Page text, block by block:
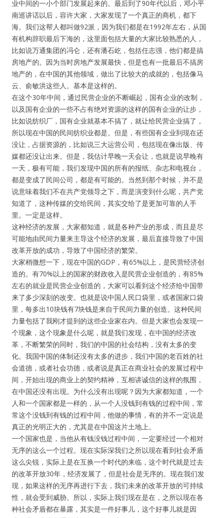
业中间的一小个部门发展起来的。最后到了90年代以后，邓小平
南巡讲话以后，容许大家，大家发现了一个真正的商机，都下
海。我们这帮人都叫做92派，因为我们都是在1992年左右，从国
有机构辞职最后下海的，这里面包括大量的大家比较熟悉的人，
比如说万通集团的冯仑，还有潘石屹，包括任志强，他们都是搞
房地产的。因为当时房地产发展最快，但是也有一批最后不搞房
地产的，在中国的其他领域，做出了比较大的成就的，包括像马
云、俞敏洪这些人。基本是这样的。
在这个30年中间，通过民营企业的不断崛起，国有企业的改制，
以及国有企业的一些不占有绝对资源的这样的国有企业的让步，
比如说纺织厂，国有企业就基本不搞了，就让给民营企业搞了，
所以现在中国的民间纺织业都是。但是，有些国有企业到现在还
没让，占据资源的，比如说三大运营公司，包括现在像出版、传
媒都还没让出来。但是，我估计早晚一天会让，也就是说早晚有
一天，极有可能，我们发现中国的所有的报纸、杂志和电视台，
都是变成了民间公司，都是有可能的。当然到那个时候，并不是
说意味着我们不在共产党领导之下，而是演变到什么呢，共产党
知道了，这种传媒的交给民间，其实交给了是更加可靠的人手
里。一定是这样。
这种经济的发展，大家都知道，就是各种产业的形成，而且是尽
可能地由民间力量来主导这个经济的发展，最后直接导致了中国
改革开放的成功，导致了中国经济的繁荣。
大家稍微想一下，现在中国的GDP，有65%以上，是民营经济创
造的。有70%以上的国家的财政收入是民营企业创造的，有85%
左右的就业是民营企业创造的，大家可以看到这个经济给中国带
来了多少深刻的改变。也就是说中国人民口袋里，或者国家口袋
里，每多出10块钱有7块钱是来自于民间力量的创造。这种民间
力量包括了我刚才提到的这些企业家在内。但是大家也会发现一
个现象，这个现象是什么呢，就是我们发现，在中国的经济改
革，不断繁荣的同时，我们的中国的社会结构，没有太多的变
化。我国中国的体制还没有太多的进步，我们中国的老百姓的社
会道德，或者社会功德，或者说是真正在商业社会的发展过程中
间，开始出现的商业上的契约精神，互相讲诚信的这样的氛围，
在中国还没有出现。为什么没有出现呢？因为大家都知道，一个
人和一个国家都是一样的，从一个人没钱到有钱的过程中间，常
常这个没钱到有钱的过程中间，他做的事情，有的并不一定说是
真正的光明正大的，尤其是在中国这片土地上。
一个国家也是，当他从有钱没钱过程中间，一定要经过一个相对
无序的这么一个过程。现在实际深我们之所以现在看到社会矛盾
这么尖锐，实际上是在互换一个时代的来临，这个时代就是过去
的改革开放30年，经济发展了，但是社会是无序的。现在我们发
现，如果这样的无序再进行下去，我们未来的改革开放的可持续
性，就会受到威胁。所以，实际上我们现在是在，之所以现在各
种社会矛盾都在暴露，其实是一件好事儿，这个好事儿就是因